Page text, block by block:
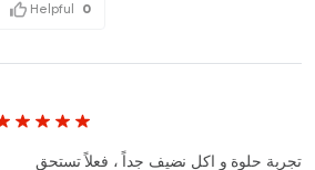
Helpful 0
تجربة حلوة و اكل نضيف جداً ، فعلاً تستحق